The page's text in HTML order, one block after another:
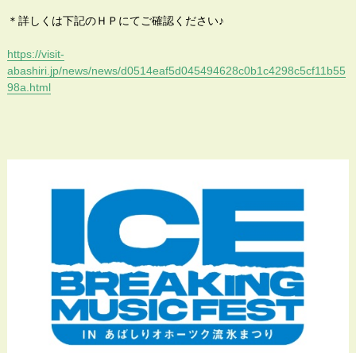
＊詳しくは下記のＨＰにてご確認ください♪
https://visit-
abashiri.jp/news/news/d0514eaf5d045494628c0b1c4298c5cf11b55
98a.html